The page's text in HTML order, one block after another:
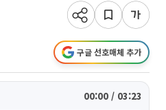
구글 선호매체 추가
00:00 / 03:23